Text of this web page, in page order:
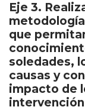
Eje 3.
que
soledades,
causas y
impacto de
intervención